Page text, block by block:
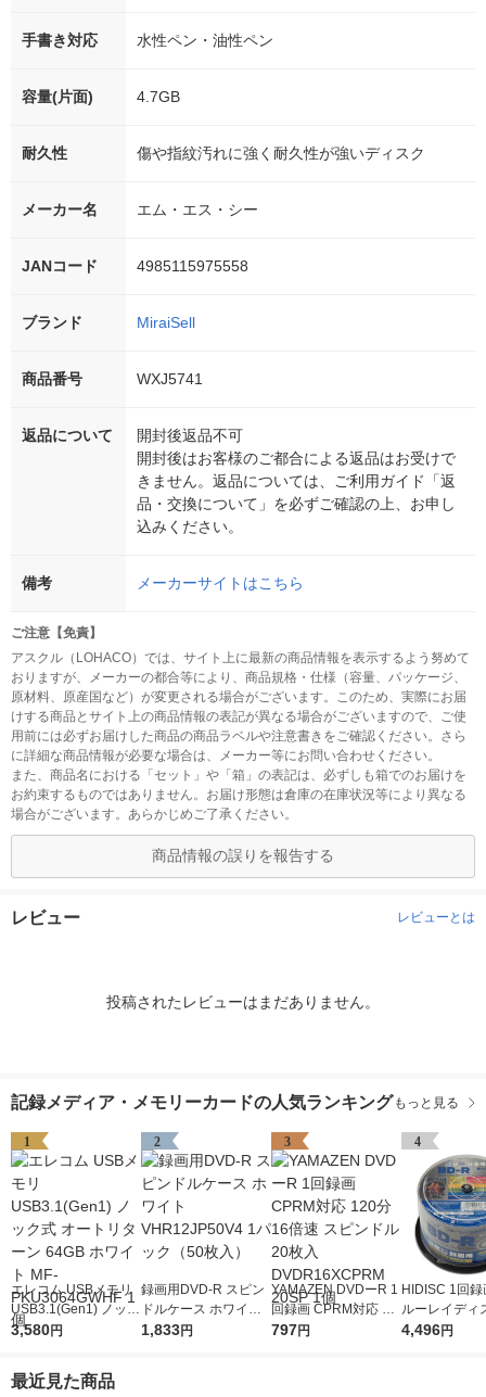
手書き対応 水性ペン・油性ペン
容量(片面) 4.7GB
耐久性 傷や指紋汚れに強く耐久性が強いディスク
メーカー名 エム・エス・シー
JANコード 4985115975558
ブランド MiraiSell
商品番号 WXJ5741
返品について
開封後返品不可
開封後はお客様のご都合による返品はお受けで
きません。返品については、ご利用ガイド「返
品・交換について」を必ずご確認の上、お申し
込みください。
備考 メーカーサイトはこちら
ご注意【免責】
アスクル（LOHACO）では、サイト上に最新の商品情報を表示するよう努めて
おりますが、メーカーの都合等により、商品規格・仕様（容量、パッケージ、
原材料、原産国など）が変更される場合がございます。このため、実際にお届
けする商品とサイト上の商品情報の表記が異なる場合がございますので、ご使
用前には必ずお届けした商品の商品ラベルや注意書きをご確認ください。さら
に詳細な商品情報が必要な場合は、メーカー等にお問い合わせください。
また、商品名における「セット」や「箱」の表記は、必ずしも箱でのお届けを
お約束するものではありません。お届け形態は倉庫の在庫状況等により異なる
場合がございます。あらかじめご了承ください。
商品情報の誤りを報告する
レビュー レビューとは
投稿されたレビューはまだありません。
記録メディア・メモリーカードの人気ランキング もっと見る
1
エレコム USBメモリ
USB3.1(Gen1) ノック
式 オートリターン 64
3,580円
2
録画用DVD-R スピン
ドルケース ホワイト
VHR12JP50V4 1パッ
1,833円
3
YAMAZEN DVDーR 1
回録画 CPRM対応 12
0分 16倍速 スピンド
797円
4
HIDISC 1回
ルーレイディ
分6倍速 BD-
4,496円
最近見た商品